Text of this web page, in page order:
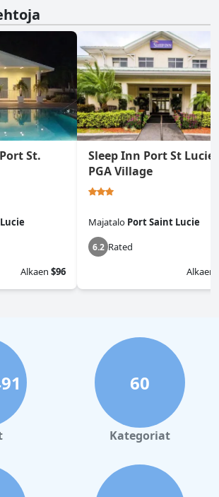
St.
Alkaen $96
Sleep Inn Port St Lucie
PGA Village
Majatalo Port Saint Lucie
6.2 Rated
Alkaen
60
Kategoriat